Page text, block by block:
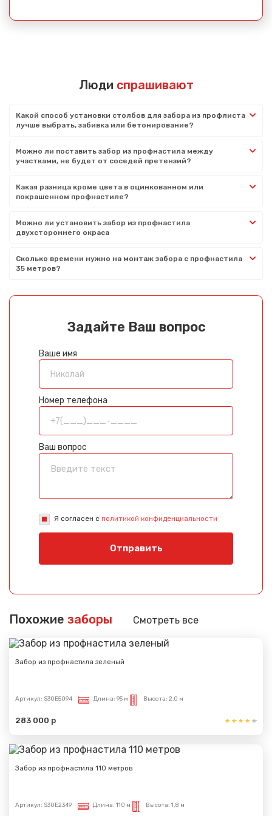
Люди спрашивают
Какой способ установки столбов для забора из профлиста
лучше выбрать, забивка или бетонирование?
Можно ли поставить забор из профнастила между
участками, не будет от соседей претензий?
Какая разница кроме цвета в оцинкованном или
покрашенном профнастиле?
Можно ли установить забор из профнастила
двухстороннего окраса
Сколько времени нужно на монтаж забора с профнастила
35 метров?
Задайте Ваш вопрос
Ваше имя
Номер телефона
Ваш вопрос
Я согласен с политикой конфиденциальности
Отправить
Похожие заборы Смотреть все
Забор из профнастила зеленый
Артикул: S30E5094 Длина: 95 м Высота: 2,0 м
283 000 р
Забор из профнастила 110 метров
Артикул: S30E2349 Длина: 110 м Высота: 1,8 м